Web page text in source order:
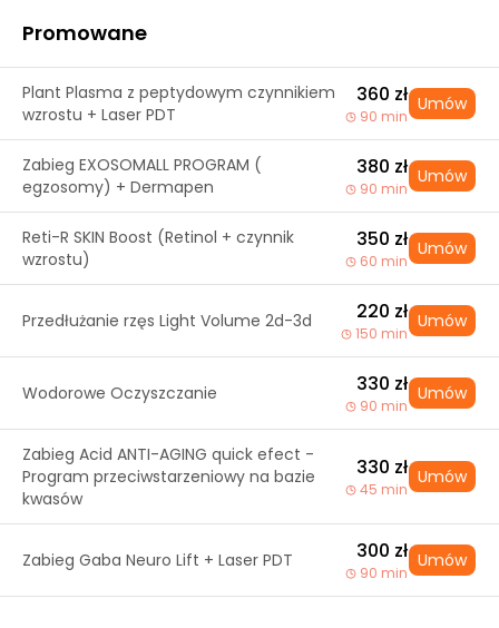
Promowane
Plant Plasma z peptydowym czynnikiem
wzrostu + Laser PDT
360 zł
90 min
Umów
Zabieg EXOSOMALL PROGRAM (
egzosomy) + Dermapen
380 zł
90 min
Umów
Reti-R SKIN Boost (Retinol + czynnik
wzrostu)
350 zł
60 min
Umów
Przedłużanie rzęs Light Volume 2d-3d 220 zł
150 min
Umów
Wodorowe Oczyszczanie 330 zł
90 min
Umów
Zabieg Acid ANTI-AGING quick efect -
Program przeciwstarzeniowy na bazie
kwasów
330 zł
45 min
Umów
Zabieg Gaba Neuro Lift + Laser PDT 300 zł
90 min
Umów